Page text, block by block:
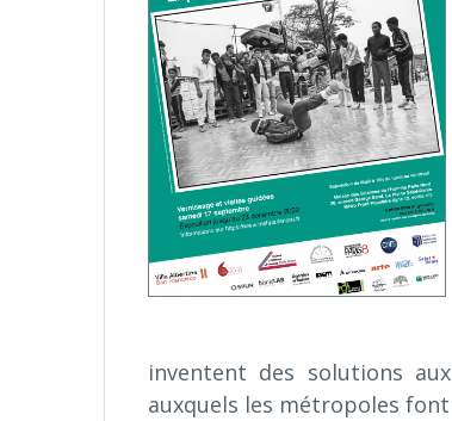
inventent des solutions
auxquels les métropoles font